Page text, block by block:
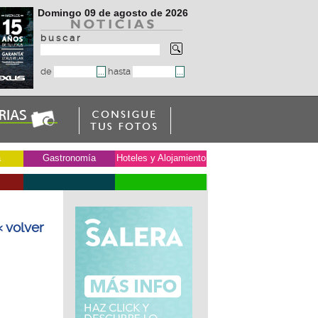
Domingo 09 de agosto de 2026
b u s c a r
de hasta
Gastronomía Hoteles y Alojamiento
volver